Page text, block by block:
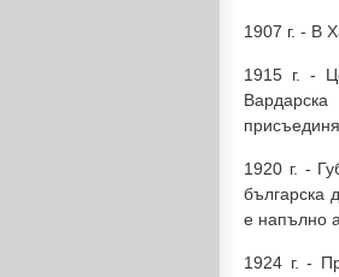
1907 г. - В
1915 г. -
1920 г. -
българска
е напълно
1924 г. -